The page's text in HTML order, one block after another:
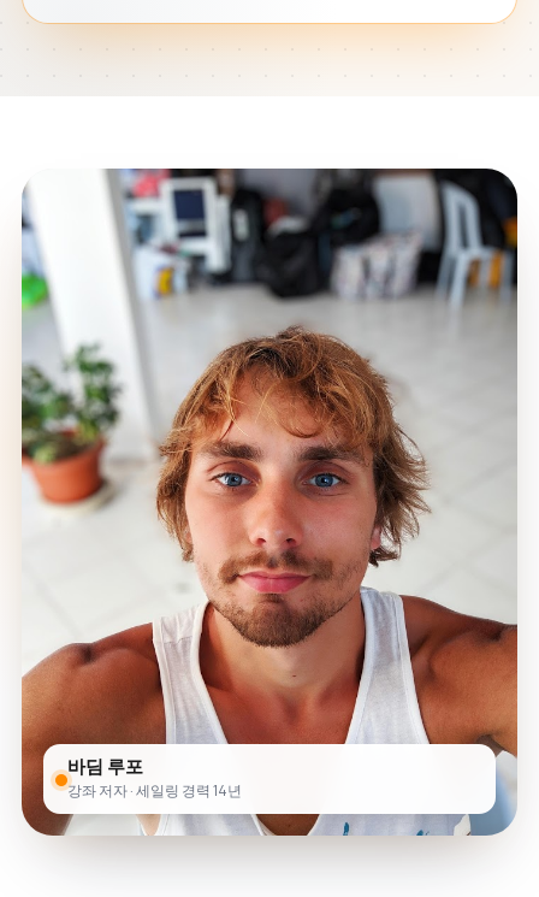
바딤 루포
강좌 저자 · 세일링 경력 14년